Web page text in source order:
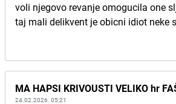
voli njegovo revanje omogucila one
taj mali delikvent je obicni idiot neke
MA HAPSI KRIVOUSTI VELIKO hr
24.02.2026. 05:21